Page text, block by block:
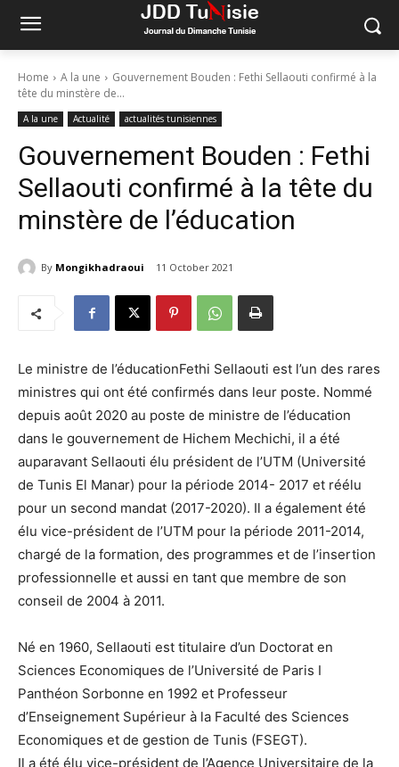
Home A la une
Gouvernement Bouden : Fethi Sellaouti confirmé à la
tête du minstère de...
A la une Actualité actualités tunisiennes
Gouvernement Bouden : Fethi
Sellaouti confirmé à la tête du
minstère de l’éducation
By Mongikhadraoui 11 October 2021
Le ministre de l’éducationFethi Sellaouti est l’un des rares
ministres qui ont été confirmés dans leur poste. Nommé
depuis août 2020 au poste de ministre de l’éducation
dans le gouvernement de Hichem Mechichi, il a été
auparavant Sellaouti élu président de l’UTM (Université
de Tunis El Manar) pour la période 2014- 2017 et réélu
pour un second mandat (2017-2020). Il a également été
élu vice-président de l’UTM pour la période 2011-2014,
chargé de la formation, des programmes et de l’insertion
professionnelle et aussi en tant que membre de son
conseil de 2004 à 2011.
Né en 1960, Sellaouti est titulaire d’un Doctorat en
Sciences Economiques de l’Université de Paris I
Panthéon Sorbonne en 1992 et Professeur
d’Enseignement Supérieur à la Faculté des Sciences
Economiques et de gestion de Tunis (FSEGT).
Il a été élu vice-président de l’Agence Universitaire de la